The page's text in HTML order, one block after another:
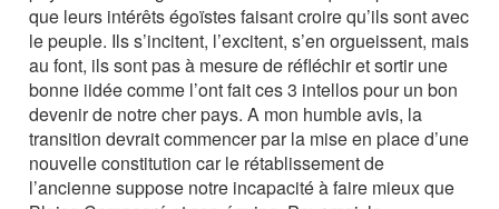
que leurs intérêts égoïstes faisant croire qu’ils sont avec
le peuple. Ils s’incitent, l’excitent, s’en orgueissent, mais
au font, ils sont pas à mesure de réfléchir et sortir une
bonne iidée comme l’ont fait ces 3 intellos pour un bon
devenir de notre cher pays. A mon humble avis, la
transition devrait commencer par la mise en place d’une
nouvelle constitution car le rétablissement de
l’ancienne suppose notre incapacité à faire mieux que